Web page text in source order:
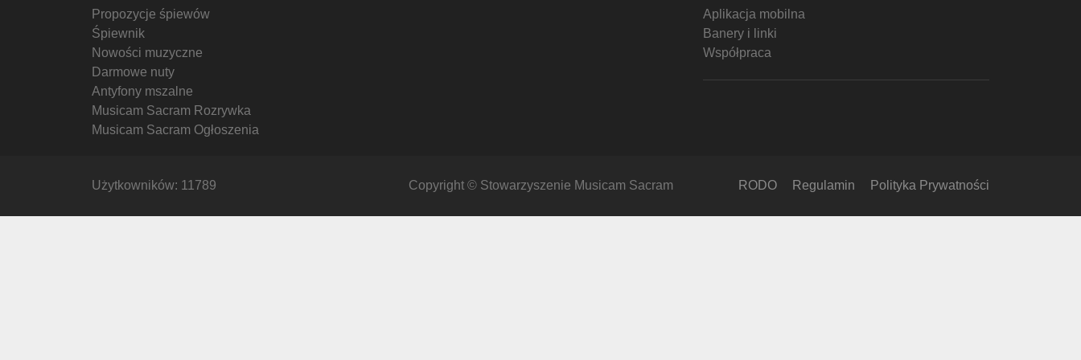
Propozycje śpiewów
Śpiewnik
Nowości muzyczne
Darmowe nuty
Antyfony mszalne
Musicam Sacram Rozrywka
Musicam Sacram Ogłoszenia
Aplikacja mobilna
Banery i linki
Współpraca
Użytkowników: 11789 Copyright © Stowarzyszenie Musicam Sacram RODO Regulamin Polityka Prywatności